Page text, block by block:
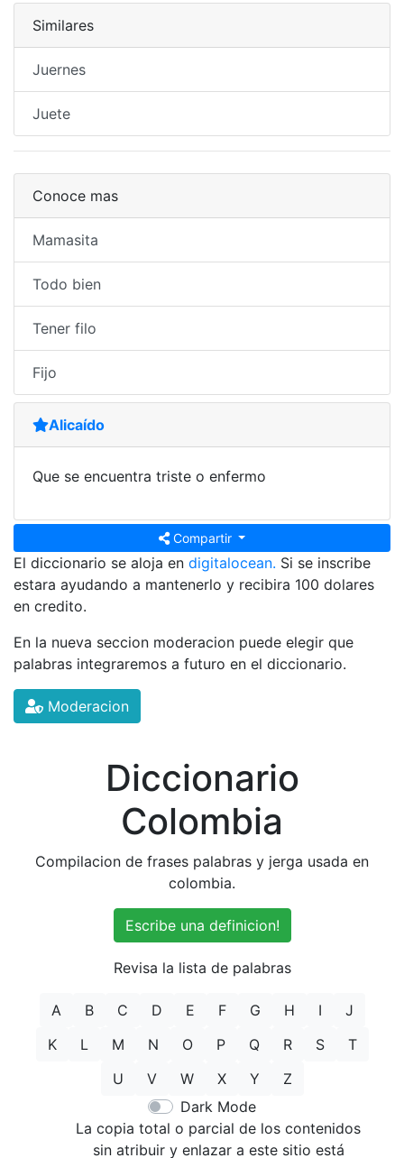
Similares
Juernes
Juete
Conoce mas
Mamasita
Todo bien
Tener filo
Fijo
Alicaído
Que se encuentra triste o enfermo
Compartir
El diccionario se aloja en digitalocean. Si se inscribe
estara ayudando a mantenerlo y recibira 100 dolares
en credito.
En la nueva seccion moderacion puede elegir que
palabras integraremos a futuro en el diccionario.
Moderacion
Diccionario
Colombia
Compilacion de frases palabras y jerga usada en
colombia.
Escribe una definicion!
Revisa la lista de palabras
A B C D E F G H I
J
K
L M N O P Q R S
T
U
V W X Y
Z
Dark Mode
La copia total o parcial de los contenidos
sin atribuir y enlazar a este sitio está